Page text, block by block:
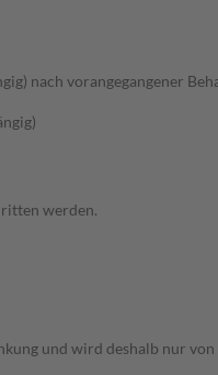
nach vorangegangener
werden.
und wird deshalb nur